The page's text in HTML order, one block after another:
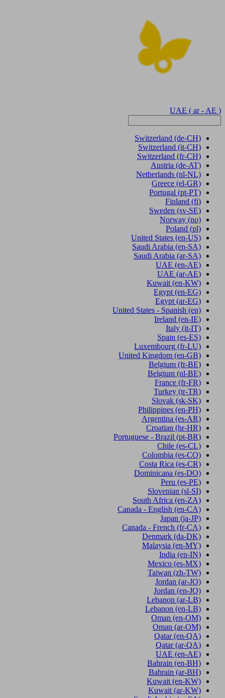
UAE ( ar - AE )
Switzerland (de-CH)
Switzerland (it-CH)
Switzerland (fr-CH)
Austria (de-AT)
Netherlands (nl-NL)
Greece (el-GR)
Portugal (pt-PT)
Finland (fi)
Sweden (sv-SE)
Norway (no)
Poland (pl)
United States (en-US)
Saudi Arabia (en-SA)
Saudi Arabia (ar-SA)
UAE (en-AE)
UAE (ar-AE)
Kuwait (en-KW)
Egypt (en-EG)
Egypt (ar-EG)
United States - Spanish (en)
Ireland (en-IE)
Italy (it-IT)
Spain (es-ES)
Luxembourg (fr-LU)
United Kingdom (en-GB)
Belgium (fr-BE)
Belgium (nl-BE)
France (fr-FR)
Turkey (tr-TR)
Slovak (sk-SK)
Philippines (en-PH)
Argentina (es-AR)
Croatian (hr-HR)
Portuguese - Brazil (pt-BR)
Chile (es-CL)
Colombia (es-CO)
Costa Rica (es-CR)
Dominicana (es-DO)
Peru (es-PE)
Slovenian (sl-SI)
South Africa (en-ZA)
Canada - English (en-CA)
Japan (ja-JP)
Canada - French (fr-CA)
Denmark (da-DK)
Malaysia (en-MY)
India (en-IN)
Mexico (es-MX)
Taiwan (zh-TW)
Jordan (ar-JO)
Jordan (en-JO)
Lebanon (ar-LB)
Lebanon (en-LB)
Oman (en-OM)
Oman (ar-OM)
Qatar (en-QA)
Qatar (ar-QA)
UAE (en-AE)
Bahrain (en-BH)
Bahrain (ar-BH)
Kuwait (en-KW)
Kuwait (ar-KW)